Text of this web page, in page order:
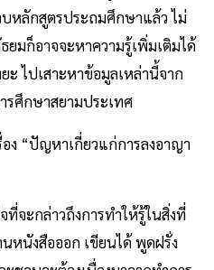
หลักสูตรประถมศึกษาแล้ว ไม่
ยมก็อาจจะหาความรู้เพิ่มเติมได้
ะ ไปเสาะหาข้อมูลเหล่านี้จาก
รศึกษาสยามประเทศ
ง “ปัญหาเกี่ยวแก่การลงอาญา
ที่จะกล่าวถึงการทำให้รู้ในสิ่งที่
หนังสือออก เขียนได้ พูดฝรั่ง